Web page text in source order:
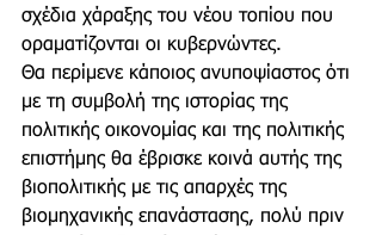
σχέδια χάραξης του νέου τοπίου που
οραματίζονται οι κυβερνώντες.
Θα περίμενε κάποιος ανυποψίαστος ότι
με τη συμβολή της ιστορίας της
πολιτικής οικονομίας και της πολιτικής
επιστήμης θα έβρισκε κοινά αυτής της
βιοπολιτικής με τις απαρχές της
βιομηχανικής επανάστασης, πολύ πριν